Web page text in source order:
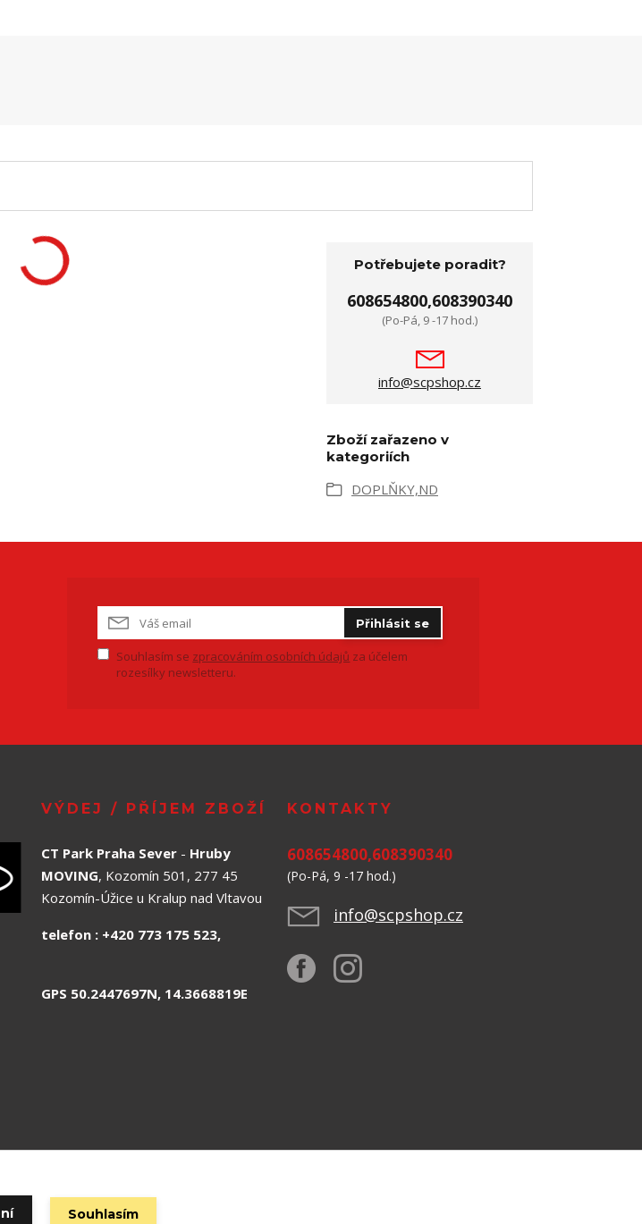
Potřebujete poradit?
608654800,608390340
(Po-Pá, 9 -17 hod.)
info@scpshop.cz
Zboží zařazeno v
kategoriích
DOPLŇKY,ND
Přihlásit se
Souhlasím se zpracováním osobních údajů za účelem
rozesílky newsletteru.
VÝDEJ / PŘÍJEM ZBOŽÍ
CT Park Praha Sever - Hruby
MOVING, Kozomín 501, 277 45
Kozomín-Úžice u Kralup nad Vltavou
telefon : +420 773 175 523,
GPS 50.2447697N, 14.3668819E
KONTAKTY
608654800,608390340
(Po-Pá, 9 -17 hod.)
info@scpshop.cz
© Copyright 2020 SCP Shop s.r.o. | Design by CASA Slovensko
Souhlasím